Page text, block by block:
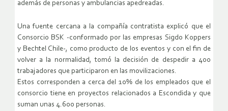
además de personas y ambulancias apedreadas.
Una fuente cercana a la compañía contratista explicó que el
Consorcio BSK -conformado por las empresas Sigdo Koppers
y Bechtel Chile-, como producto de los eventos y con el fin de
volver a la normalidad, tomó la decisión de despedir a 400
trabajadores que participaron en las movilizaciones.
Estos corresponden a cerca del 10% de los empleados que el
consorcio tiene en proyectos relacionados a Escondida y que
suman unas 4.600 personas.